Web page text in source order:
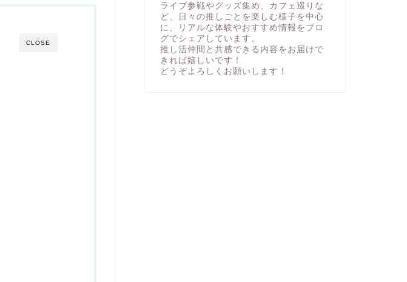
CLOSE
ライブ参戦やグッズ集め、カフェ巡りな
ど、日々の推しごとを楽しむ様子を中心
に、リアルな体験やおすすめ情報をブロ
グでシェアしています。
推し活仲間と共感できる内容をお届けで
きれば嬉しいです！
どうぞよろしくお願いします！